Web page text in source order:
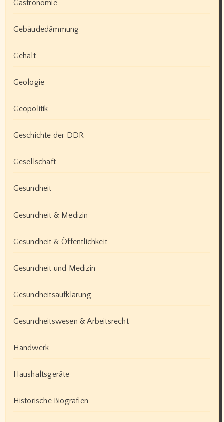
Gastronomie
Gebäudedämmung
Gehalt
Geologie
Geopolitik
Geschichte der DDR
Gesellschaft
Gesundheit
Gesundheit & Medizin
Gesundheit & Öffentlichkeit
Gesundheit und Medizin
Gesundheitsaufklärung
Gesundheitswesen & Arbeitsrecht
Handwerk
Haushaltsgeräte
Historische Biografien